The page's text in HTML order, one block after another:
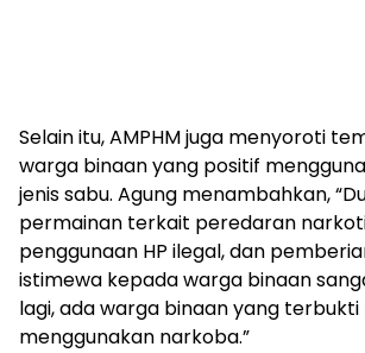
Selain itu, AMPHM juga menyoroti
warga binaan yang positif
jenis sabu. Agung menambahkan,
permainan terkait peredaran
penggunaan HP ilegal, dan
istimewa kepada warga binaan
lagi, ada warga binaan yang terbukti
menggunakan narkoba.”